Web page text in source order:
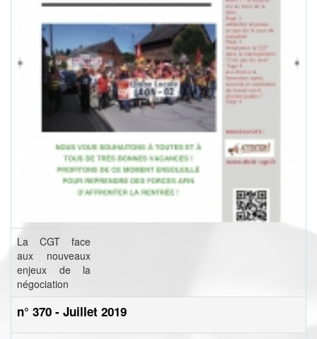
La CGT face
aux nouveaux
enjeux de la
négociation
n° 370 - Juillet 2019